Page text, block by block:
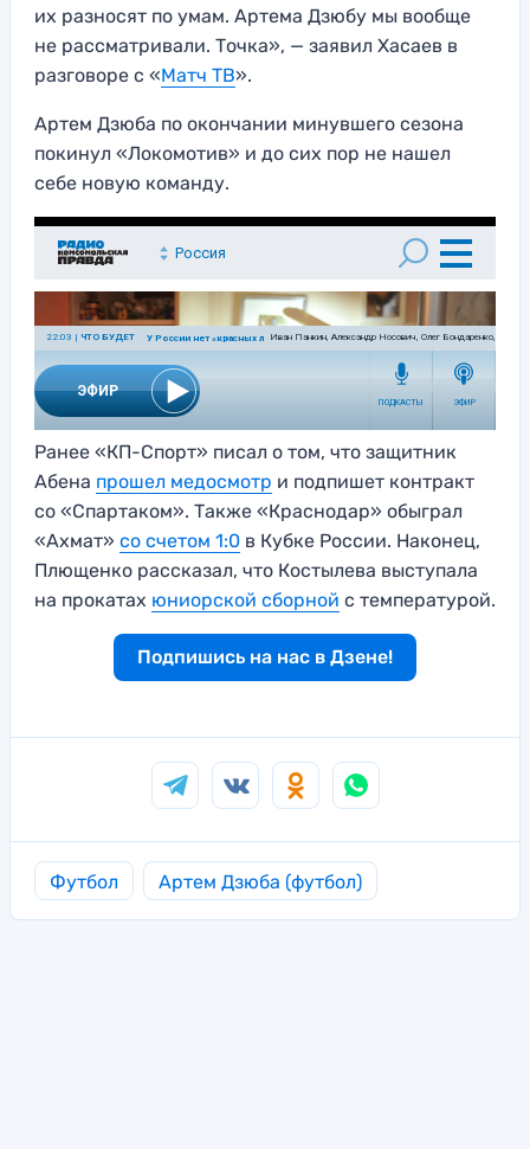
их разносят по умам. Артема Дзюбу мы вообще
не рассматривали. Точка», — заявил Хасаев в
разговоре с «Матч ТВ».
Артем Дзюба по окончании минувшего сезона
покинул «Локомотив» и до сих пор не нашел
себе новую команду.
Ранее «КП-Спорт» писал о том, что защитник
Абена прошел медосмотр и подпишет контракт
со «Спартаком». Также «Краснодар» обыграл
«Ахмат» со счетом 1:0 в Кубке России. Наконец,
Плющенко рассказал, что Костылева выступала
на прокатах юниорской сборной с температурой.
Подпишись на нас в Дзене!
Футбол Артем Дзюба (футбол)